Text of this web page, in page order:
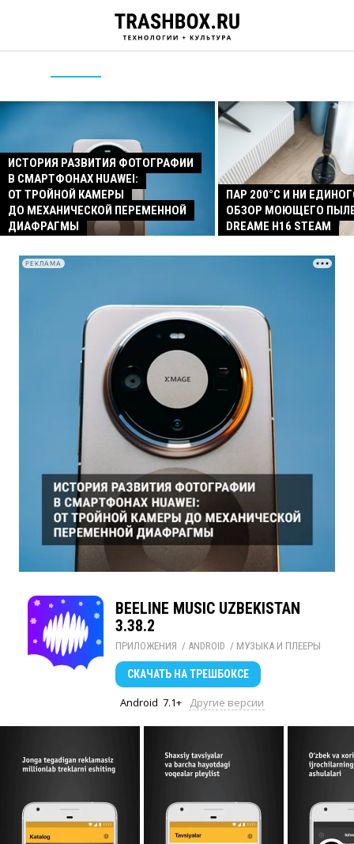
ИСТОРИЯ РАЗВИТИЯ ФОТОГРАФИИ
В СМАРТФОНАХ HUAWEI:
ОТ ТРОЙНОЙ КАМЕРЫ
ДО МЕХАНИЧЕСКОЙ ПЕРЕМЕННОЙ
ДИАФРАГМЫ
ПАР 200°C И НИ
ОБЗОР МОЮЩЕГО
DREAME H16 STEAM
РЕКЛАМА
BEELINE MUSIC UZBEKISTAN
3.38.2
ПРИЛОЖЕНИЯ / ANDROID / МУЗЫКА И ПЛЕЕРЫ
СКАЧАТЬ НА ТРЕШБОКСЕ
Android 7.1+ Другие версии